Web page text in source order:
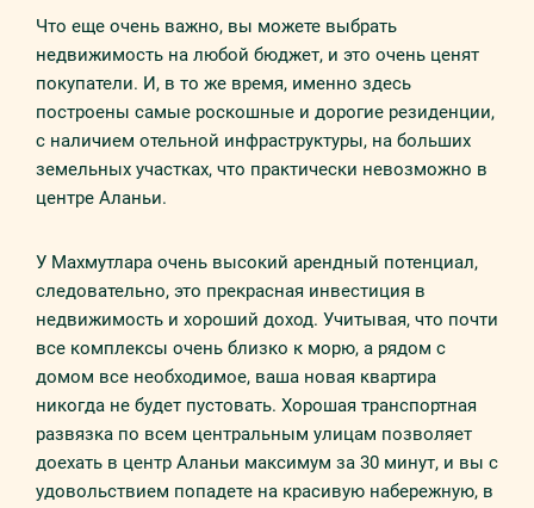
Что еще очень важно, вы можете выбрать
недвижимость на любой бюджет, и это очень ценят
покупатели. И, в то же время, именно здесь
построены самые роскошные и дорогие резиденции,
с наличием отельной инфраструктуры, на больших
земельных участках, что практически невозможно в
центре Аланьи.
У Махмутлара очень высокий арендный потенциал,
следовательно, это прекрасная инвестиция в
недвижимость и хороший доход. Учитывая, что почти
все комплексы очень близко к морю, а рядом с
домом все необходимое, ваша новая квартира
никогда не будет пустовать. Хорошая транспортная
развязка по всем центральным улицам позволяет
доехать в центр Аланьи максимум за 30 минут, и вы с
удовольствием попадете на красивую набережную, в